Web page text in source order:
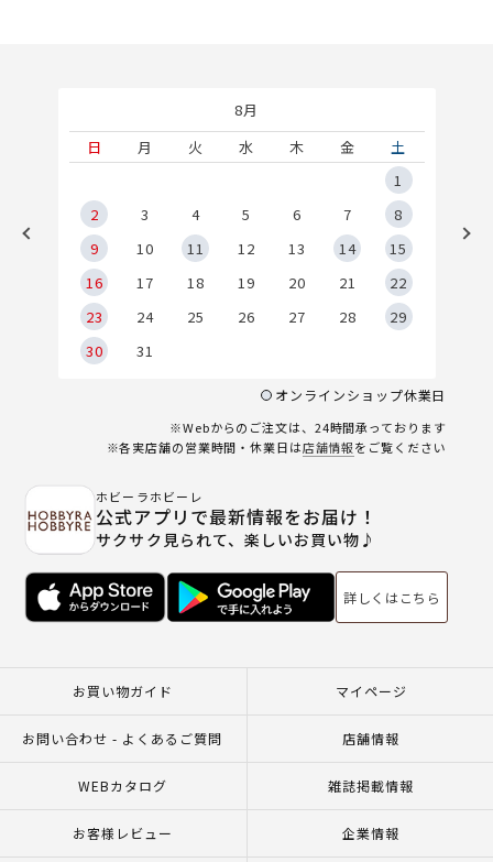
8月
日
月 火 水 木 金
土
1
2
3 4 5 6 7
8
9
10 11 12 13 14
15
16
17 18 19 20 21
22
23
24 25 26 27 28
29
30
31
オンラインショップ休業日
※Webからのご注文は、24時間承っております
※各実店舗の営業時間・休業日は店舗情報をご覧ください
ホビーラホビーレ
公式アプリで最新情報をお届け！
サクサク見られて、楽しいお買い物♪
詳しくはこちら
お買い物ガイド マイページ
お問い合わせ - よくあるご質問 店舗情報
WEBカタログ 雑誌掲載情報
お客様レビュー 企業情報